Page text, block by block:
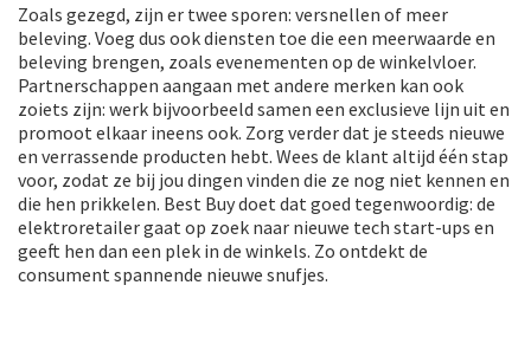
Zoals gezegd, zijn er twee sporen: versnellen of meer
beleving. Voeg dus ook diensten toe die een meerwaarde en
beleving brengen, zoals evenementen op de winkelvloer.
Partnerschappen aangaan met andere merken kan ook
zoiets zijn: werk bijvoorbeeld samen een exclusieve lijn uit en
promoot elkaar ineens ook. Zorg verder dat je steeds nieuwe
en verrassende producten hebt. Wees de klant altijd één stap
voor, zodat ze bij jou dingen vinden die ze nog niet kennen en
die hen prikkelen. Best Buy doet dat goed tegenwoordig: de
elektroretailer gaat op zoek naar nieuwe tech start-ups en
geeft hen dan een plek in de winkels. Zo ontdekt de
consument spannende nieuwe snufjes.